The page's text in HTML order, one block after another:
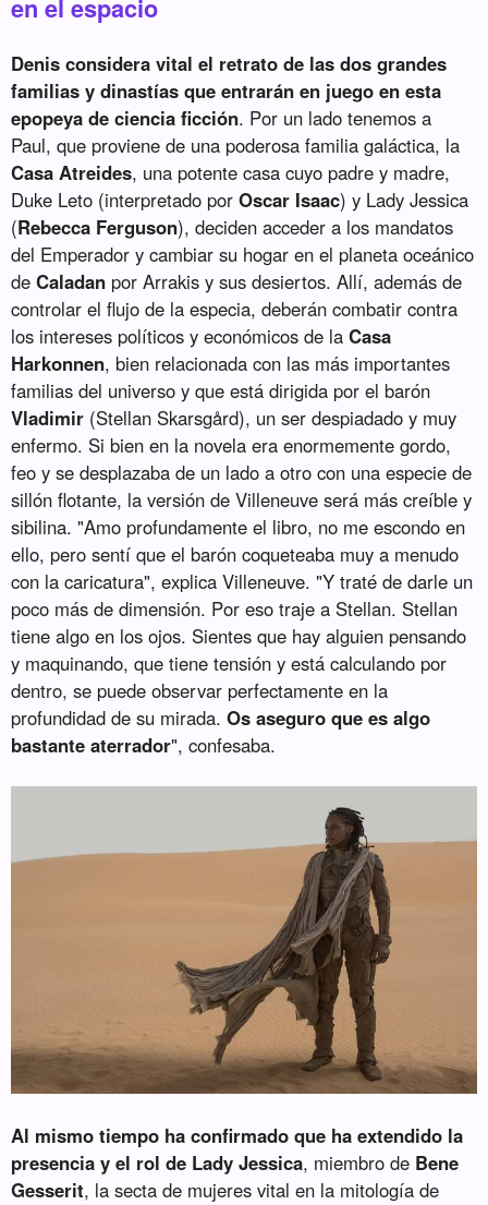
en el espacio
Denis considera vital el retrato de las dos grandes
familias y dinastías que entrarán en juego en esta
epopeya de ciencia ficción. Por un lado tenemos a
Paul, que proviene de una poderosa familia galáctica, la
Casa Atreides, una potente casa cuyo padre y madre,
Duke Leto (interpretado porOscar Isaac) y Lady Jessica
(Rebecca Ferguson), deciden acceder a los mandatos
del Emperador y cambiar su hogar en el planeta oceánico
deCaladan por Arrakis y sus desiertos. Allí, además de
controlar el flujo de la especia, deberán combatir contra
los intereses políticos y económicos de la Casa
Harkonnen, bien relacionada con las más importantes
familias del universo y que está dirigida por el barón
Vladimir (Stellan Skarsgård), un ser despiadado y muy
enfermo. Si bien en la novela era enormemente gordo,
feo y se desplazaba de un lado a otro con una especie de
sillón flotante, la versión de Villeneuve será más creíble y
sibilina. "Amo profundamente el libro, no me escondo en
ello, pero sentí que el barón coqueteaba muy a menudo
con la caricatura", explica Villeneuve. "Y traté de darle un
poco más de dimensión. Por eso traje a Stellan. Stellan
tiene algo en los ojos. Sientes que hay alguien pensando
y maquinando, que tiene tensión y está calculando por
dentro, se puede observar perfectamente en la
profundidad de su mirada.Os aseguro que es algo
bastante aterrador", confesaba.
Al mismo tiempo ha confirmado que ha extendido la
presencia y el rol de Lady Jessica, miembro de Bene
Gesserit, la secta de mujeres vital en la mitología de